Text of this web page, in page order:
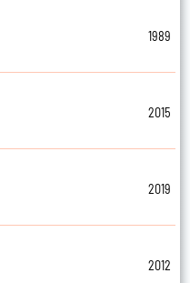
1989
2015
2019
2012